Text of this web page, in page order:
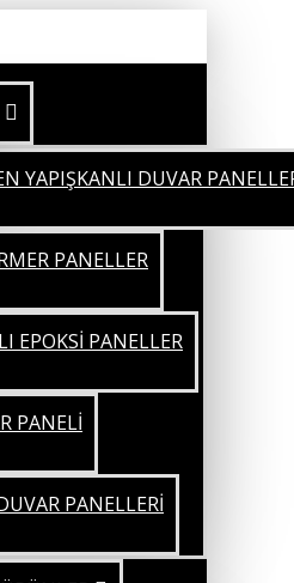
YAPIŞKANLI DUVAR
PANELLER
EPOKSİ PANELLER
PANELİ
PANELLERİ